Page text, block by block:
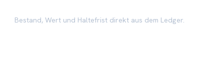
Bestand, Wert und Haltefrist direkt aus dem Ledger.